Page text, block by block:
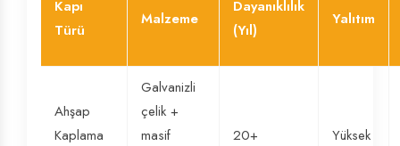
Kapı
Türü
Malzeme
Dayanıklılık
(Yıl)
Yalıtım
Ahşap
Kaplama
Galvanizli
çelik +
masif
20+ Yüksek